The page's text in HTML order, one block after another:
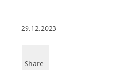
29.12.2023
Share